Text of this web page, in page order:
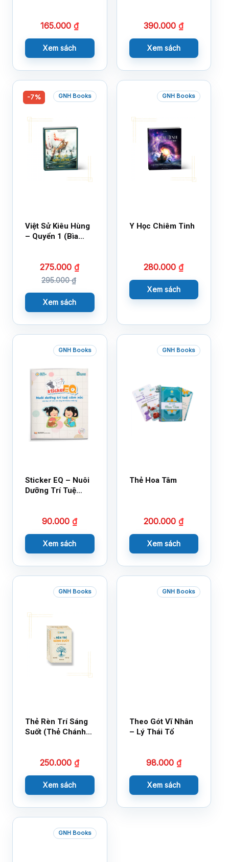
165.000₫
Xem sách
390.000₫
Xem sách
-7% GNH Books
Việt Sử Kiêu Hùng
– Quyển 1 (Bìa
275.000₫
295.000₫
Xem sách
GNH Books
Y Học Chiêm Tinh
280.000₫
Xem sách
GNH Books
Sticker EQ – Nuôi
Dưỡng Trí Tuệ
Cùng 150 Sticker
90.000₫
Xem sách
GNH Books
Thẻ Hoa Tâm
200.000₫
Xem sách
GNH Books
Thẻ Rèn Trí Sáng
Suốt (Thẻ Chánh
250.000₫
Xem sách
GNH Books
Theo Gót Vĩ Nhân
– Lý Thái Tổ
98.000 ₫
Xem sách
GNH Books